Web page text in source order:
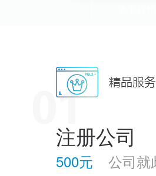
注册公司
500元 公司就